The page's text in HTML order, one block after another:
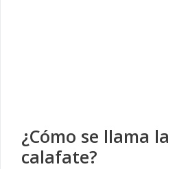
¿Cómo se llama
calafate?